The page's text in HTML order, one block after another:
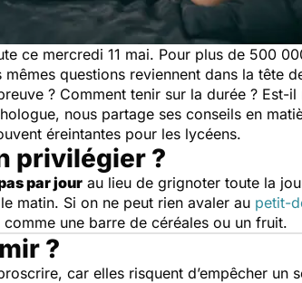
ce mercredi 11 mai. Pour plus de 500
mêmes questions reviennent dans la tête
? Comment tenir sur la durée ? Est-
nous partage ses conseils en
éreintantes pour les lycéens.
privilégier ?
par jour au lieu de grignoter toute la
matin. Si on ne peut rien avaler au petit-
une barre de céréales ou un fruit.
?
car elles risquent d’empêcher un